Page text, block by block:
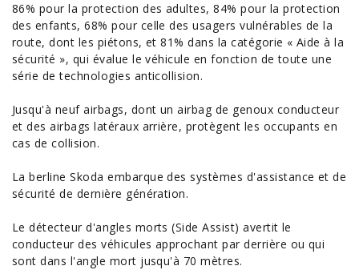
86% pour la protection des adultes, 84% pour la protection
des enfants, 68% pour celle des usagers vulnérables de la
route, dont les piétons, et 81% dans la catégorie « Aide à la
sécurité », qui évalue le véhicule en fonction de toute une
série de technologies anticollision.
Jusqu'à neuf airbags, dont un airbag de genoux conducteur
et des airbags latéraux arrière, protègent les occupants en
cas de collision.
La berline Skoda embarque des systèmes d'assistance et de
sécurité de dernière génération.
Le détecteur d'angles morts (Side Assist) avertit le
conducteur des véhicules approchant par derrière ou qui
sont dans l'angle mort jusqu'à 70 mètres.